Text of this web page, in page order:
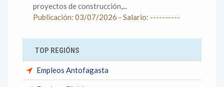
proyectos de construcción,...
Publicación: 03/07/2026 - Salario: ----------
TOP REGIÓNS
Empleos Antofagasta